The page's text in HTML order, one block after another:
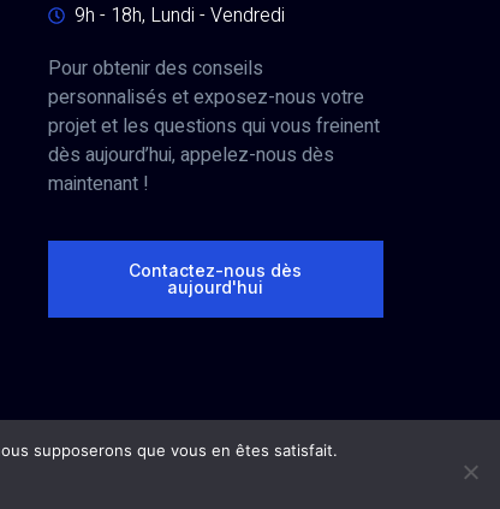
9h - 18h, Lundi - Vendredi
Pour obtenir des conseils
personnalisés et exposez-nous votre
projet et les questions qui vous freinent
dès aujourd’hui, appelez-nous dès
maintenant !
Contactez-nous dès
aujourd'hui
supposerons que vous en êtes satisfait.